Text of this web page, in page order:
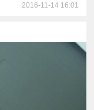
2016-11-14 16:01